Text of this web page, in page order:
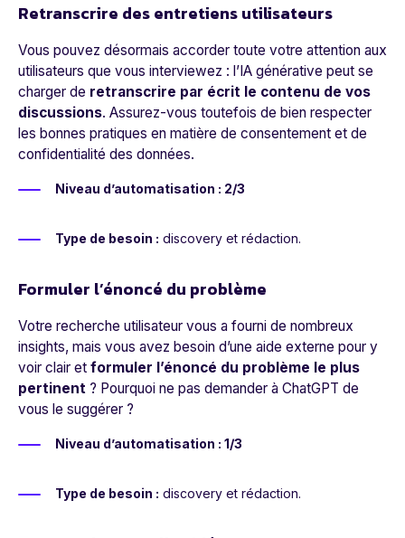
Retranscrire des entretiens utilisateurs
Vous pouvez désormais accorder toute votre attention aux
utilisateurs que vous interviewez : l’IA générative peut se
charger de retranscrire par écrit le contenu de vos
discussions. Assurez-vous toutefois de bien respecter
les bonnes pratiques en matière de consentement et de
confidentialité des données.
Niveau d’automatisation : 2/3
Type de besoin : discovery et rédaction.
Formuler l’énoncé du problème
Votre recherche utilisateur vous a fourni de nombreux
insights, mais vous avez besoin d’une aide externe pour y
voir clair et formuler l’énoncé du problème le plus
pertinent ? Pourquoi ne pas demander à ChatGPT de
vous le suggérer ?
Niveau d’automatisation : 1/3
Type de besoin : discovery et rédaction.